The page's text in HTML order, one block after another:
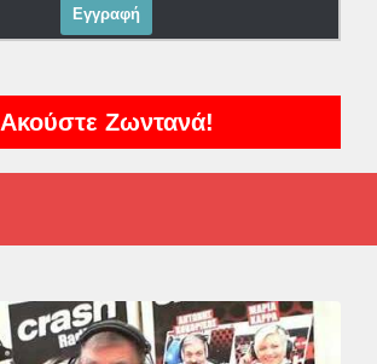
Ακούστε Ζωντανά!